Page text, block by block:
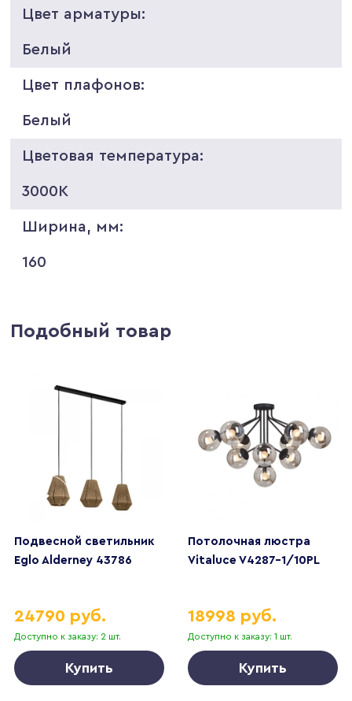
Цвет арматуры:
Белый
Цвет плафонов:
Белый
Цветовая температура:
3000K
Ширина, мм:
160
Подобный товар
Подвесной светильник
Eglo Alderney 43786
Доступно к заказу: 2 шт.
24790 руб.
Купить
Потолочная люстра
Vitaluce V4287-1/10PL
Доступно к заказу: 1 шт.
18998 руб.
Купить